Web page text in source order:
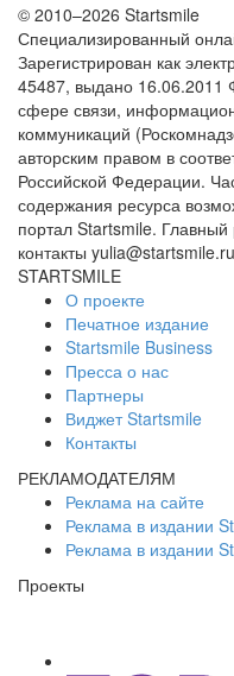
© 2010–2026 Startsmile
Специализированный
Зарегистрирован как
45487, выдано 16.06.2011
сфере связи,
коммуникаций
авторским правом в
Российской Федерации.
содержания ресурса
портал Startsmile.
контакты
STARTSMILE
О проекте
Печатное издание
Startsmile Business
Пресса о нас
Партнеры
Виджет Startsmile
Контакты
РЕКЛАМОДАТЕЛЯМ
Реклама на сайте
Реклама в издании
Реклама в издании
Проекты